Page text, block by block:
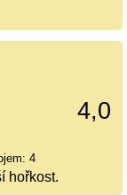
4,0
4
hořkost.